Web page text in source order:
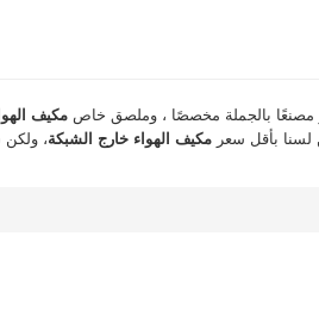
مصنعًا بالجملة مخصصًا ، وملصق خاصمكيف
لسنا بأقل سعرمكيف الهواء خارج الشبكة،